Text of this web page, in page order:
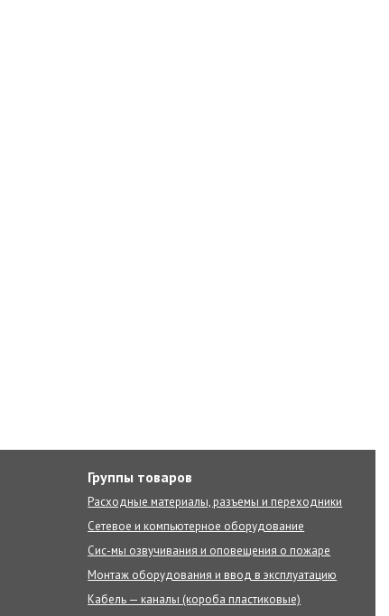
Группы товаров
Расходные материалы, разъемы и переходники
Сетевое и компьютерное оборудование
Сис-мы озвучивания и оповещения о пожаре
Монтаж оборудования и ввод в эксплуатацию
Кабель — каналы (короба пластиковые)